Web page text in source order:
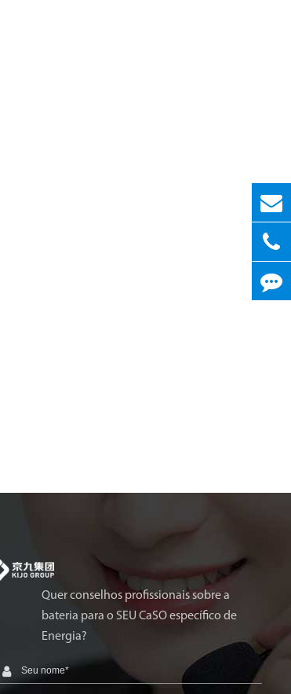
Quer conselhos profissionais sobre a
bateria para o SEU CaSO específico de
Energia?